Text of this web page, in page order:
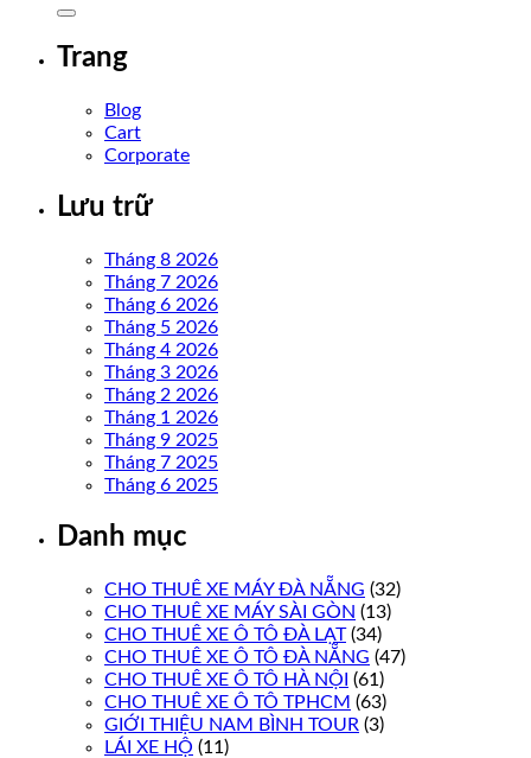
Trang
Blog
Cart
Corporate
Lưu trữ
Tháng 8 2026
Tháng 7 2026
Tháng 6 2026
Tháng 5 2026
Tháng 4 2026
Tháng 3 2026
Tháng 2 2026
Tháng 1 2026
Tháng 9 2025
Tháng 7 2025
Tháng 6 2025
Danh mục
CHO THUÊ XE MÁY ĐÀ NẴNG (32)
CHO THUÊ XE MÁY SÀI GÒN (13)
CHO THUÊ XE Ô TÔ ĐÀ LẠT(34)
CHO THUÊ XE Ô TÔ ĐÀ NẴNG (47)
CHO THUÊ XE Ô TÔ HÀ NỘI (61)
CHO THUÊ XE Ô TÔ TPHCM (63)
GIỚI THIỆU NAM BÌNH TOUR (3)
LÁI XE HỘ (11)